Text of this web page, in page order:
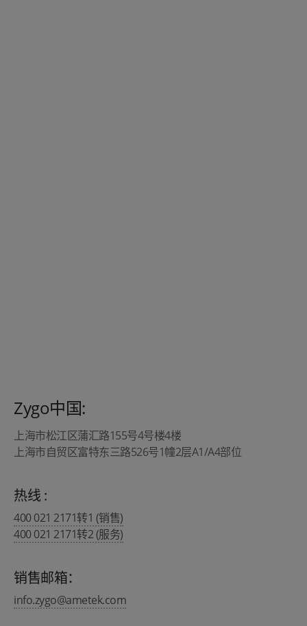
Zygo中国:
上海市松江区蒲汇路155号4号楼4楼
上海市自贸区富特东三路526号1幢2层A1/A4部位
热线 :
400 021 2171转1 (销售)
400 021 2171转2 (服务)
销售邮箱：
info.zygo@ametek.com